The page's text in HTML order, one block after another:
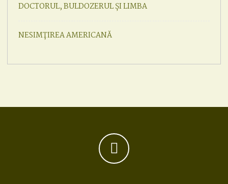
DOCTORUL, BULDOZERUL ȘI LIMBA
NESIMȚIREA AMERICANĂ
Facebook